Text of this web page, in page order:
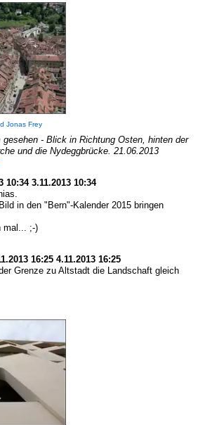
Jonas Frey
- Blick in Richtung Osten, hinten der
und die Nydeggbrücke. 21.06.2013
10:34 3.11.2013 10:34
in den "Bern"-Kalender 2015 bringen
mal... ;-)
16:25 4.11.2013 16:25
Grenze zu Altstadt die Landschaft gleich